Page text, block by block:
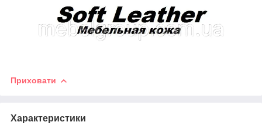
Приховати
Характеристики